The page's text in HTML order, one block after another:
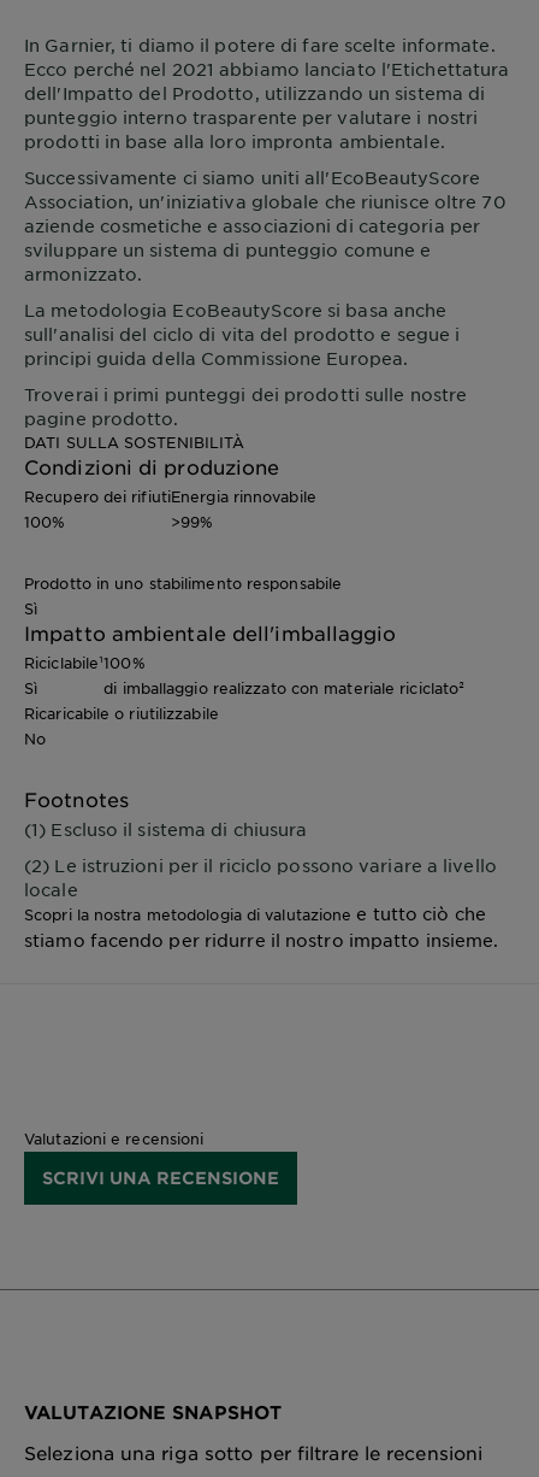
In Garnier, ti diamo il potere di fare scelte informate.
Ecco perché nel 2021 abbiamo lanciato l'Etichettatura
dell'Impatto del Prodotto, utilizzando un sistema di
punteggio interno trasparente per valutare i nostri
prodotti in base alla loro impronta ambientale.
Successivamente ci siamo uniti all'EcoBeautyScore
Association, un'iniziativa globale che riunisce oltre 70
aziende cosmetiche e associazioni di categoria per
sviluppare un sistema di punteggio comune e
armonizzato.
La metodologia EcoBeautyScore si basa anche
sull'analisi del ciclo di vita del prodotto e segue i
principi guida della Commissione Europea.
Troverai i primi punteggi dei prodotti sulle nostre
pagine prodotto.
DATI SULLA SOSTENIBILITÀ
Condizioni di produzione
Recupero dei rifiuti
100%
Energia rinnovabile
>99%
Prodotto in uno stabilimento responsabile
Sì
Impatto ambientale dell'imballaggio
Riciclabile¹
Sì
100%
di imballaggio realizzato con materiale riciclato²
Ricaricabile o riutilizzabile
No
Footnotes
(1) Escluso il sistema di chiusura
(2) Le istruzioni per il riciclo possono variare a livello
locale
Scopri la nostra metodologia di valutazione e tutto ciò che
stiamo facendo per ridurre il nostro impatto insieme.
Valutazioni e recensioni
SCRIVI UNA RECENSIONE
VALUTAZIONE SNAPSHOT
Seleziona una riga sotto per filtrare le recensioni